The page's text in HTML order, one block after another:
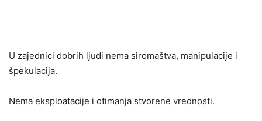
U zajednici dobrih ljudi nema siromaštva, manipulacije i
špekulacija.
Nema eksploatacije i otimanja stvorene vrednosti.